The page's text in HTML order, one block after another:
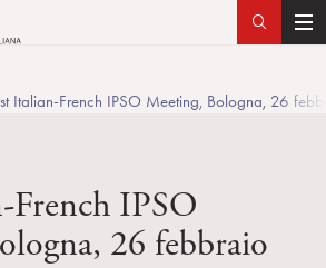
T
g
Italian-French IPSO Meeting, Bologna, 26
French IPSO
26 febbraio